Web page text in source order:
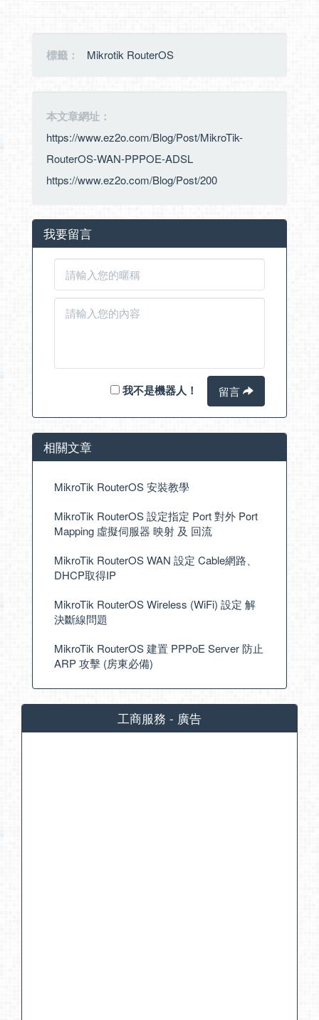
標籤： Mikrotik RouterOS
本文章網址：
https://www.ez2o.com/Blog/Post/MikroTik-
RouterOS-WAN-PPPOE-ADSL
https://www.ez2o.com/Blog/Post/200
我要留言
我不是機器人！ 留言
相關文章
MikroTik RouterOS 安裝教學
MikroTik RouterOS 設定指定 Port 對外 Port
Mapping 虛擬伺服器 映射 及 回流
MikroTik RouterOS WAN 設定 Cable網路、
DHCP取得IP
MikroTik RouterOS Wireless (WiFi) 設定 解
決斷線問題
MikroTik RouterOS 建置 PPPoE Server 防止
ARP 攻擊 (房東必備)
工商服務 - 廣告